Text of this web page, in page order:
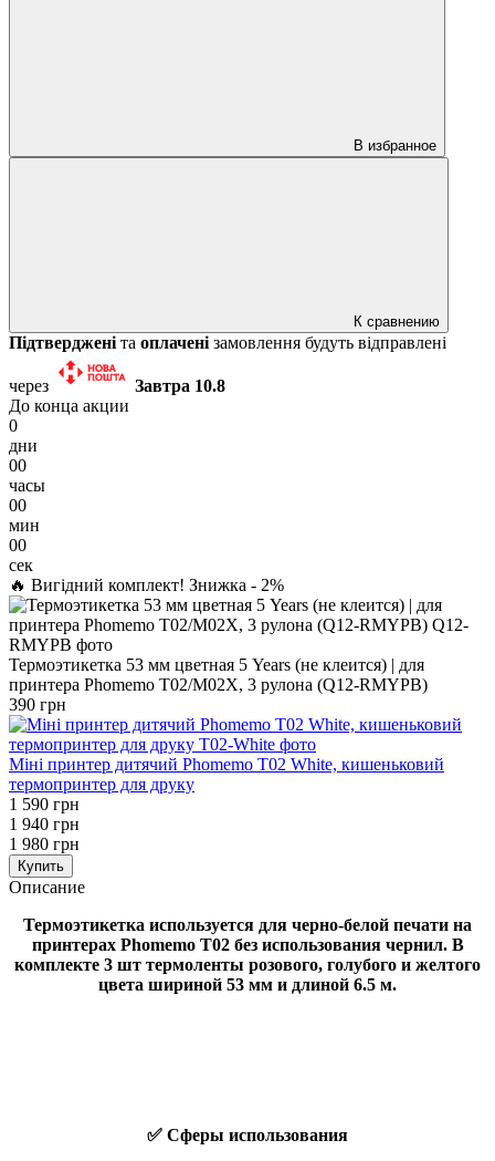
В избранное
К сравнению
Підтверджені та оплачені замовлення будуть відправлені
через
Завтра 10.8
До конца акции
0
дни
00
часы
00
мин
00
сек
🔥 Вигідний комплект! Знижка - 2%
Термоэтикетка 53 мм цветная 5 Years (не клеится) | для
принтера Phomemo T02/M02X, 3 рулона (Q12-RMYPB)
390 грн
Міні принтер дитячий Phomemo T02 White, кишеньковий
термопринтер для друку
1 590 грн
1 940 грн
1 980 грн
Купить
Описание
Термоэтикетка используется для черно-белой печати на
принтерах Phomemo T02 без использования чернил. В
комплекте 3 шт термоленты розового, голубого и желтого
цвета шириной 53 мм и длиной 6.5 м.
✅ Cферы использования